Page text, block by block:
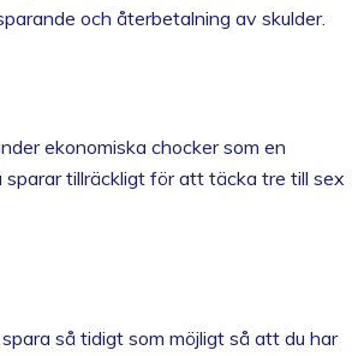
och återbetalning av skulder.
ekonomiska chocker som en
tillräckligt för att täcka tre till sex
så tidigt som möjligt så att du har